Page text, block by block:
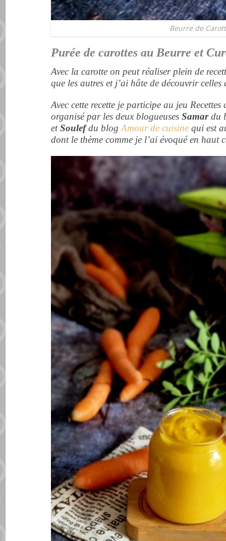
Beurre de
Purée de carottes au Beurre et
Avec la carotte on peut réaliser plein de
que les autres et j’ai hâte de découvrir celles
Avec cette recette je participe au jeu
organisé par les deux blogueusesSamardu
etSoulefdu blogAmour de cuisine qui est
dont le thème comme je l’ai évoqué en haut